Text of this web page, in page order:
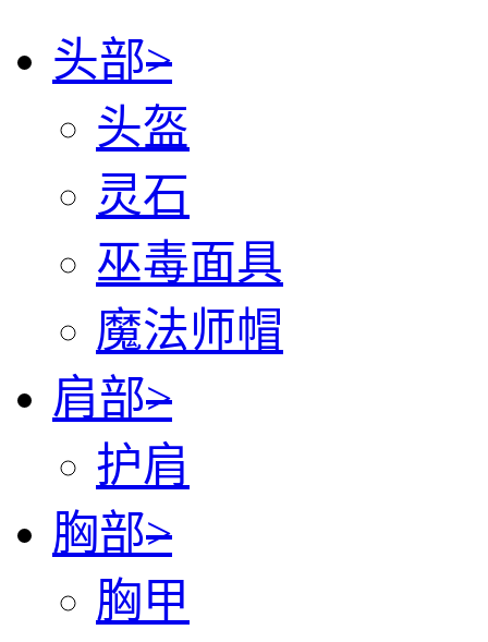
头部>
头盔
灵石
巫毒面具
魔法师帽
肩部>
护肩
胸部>
胸甲